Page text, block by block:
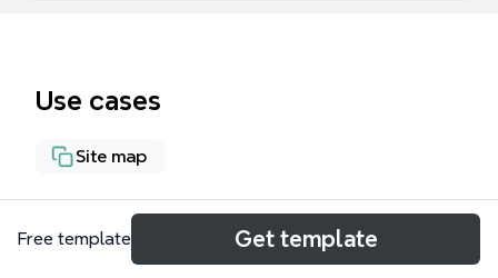
Use cases
Site map
About
Free template Get template